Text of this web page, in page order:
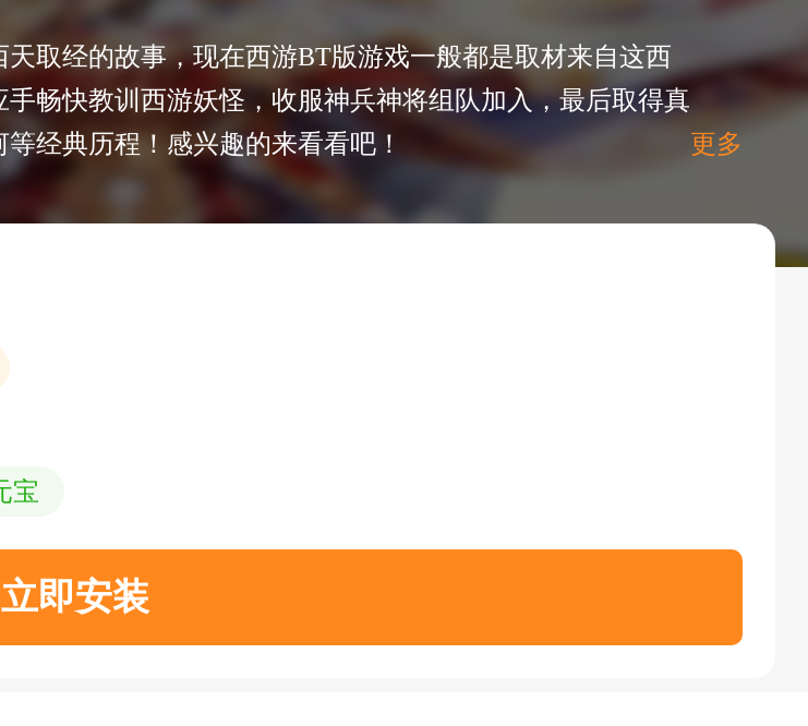
取经的故事，现在西游BT版游戏一般都是取材来自这西
畅快教训西游妖怪，收服神兵神将组队加入，最后取得真
经典历程！感兴趣的来看看吧！
更多
宝
立即安装